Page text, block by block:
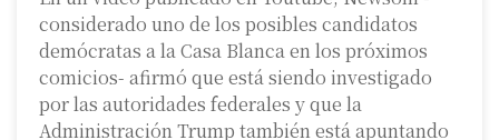
considerado uno de los posibles candidatos
demócratas a la Casa Blanca en los próximos
comicios- afirmó que está siendo investigado
por las autoridades federales y que la
Administración Trump también está apuntando